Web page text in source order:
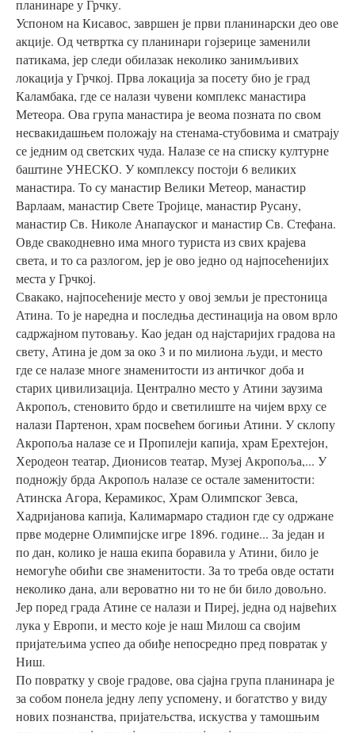
планинаре у Грчку.
Успоном на Кисавос, завршен је први планинарски део ове
акције. Од четвртка су планинари гојзерице заменили
патикама, јер следи обилазак неколико занимљивих
локација у Грчкој. Прва локација за посету био је град
Каламбака, где се налази чувени комплекс манастира
Метеора. Ова група манастира је веома позната по свом
несвакидашњем положају на стенама-стубовима и сматрају
се једним од светских чуда. Налазе се на списку културне
баштине УНЕСКО. У комплексу постоји 6 великих
манастира. То су манастир Велики Метеор, манастир
Варлаам, манастир Свете Тројице, манастир Русану,
манастир Св. Николе Анапауског и манастир Св. Стефана.
Овде свакодневно има много туриста из свих крајева
света, и то са разлогом, јер је ово једно од најпосећенијих
места у Грчкој.
Свакако, најпосећеније место у овој земљи је престоница
Атина. То је наредна и последња дестинација на овом врло
садржајном путовању. Као један од најстаријих градова на
свету, Атина је дом за око 3 и по милиона људи, и место
где се налазе многе знаменитости из античког доба и
старих цивилизација. Централно место у Атини заузима
Акропољ, стеновито брдо и светилиште на чијем врху се
налази Партенон, храм посвећем богињи Атини. У склопу
Акропоља налазе се и Пропилеји капија, храм Ерехтејон,
Херодеон театар, Дионисов театар, Музеј Акропоља,... У
подножју брда Акропољ налазе се остале заменитости:
Атинска Агора, Керамикос, Храм Олимпског Зевса,
Хадријанова капија, Калимармаро стадион где су одржане
прве модерне Олимпијске игре 1896. године... За један и
по дан, колико је наша екипа боравила у Атини, било је
немогуће обићи све знаменитости. За то треба овде остати
неколико дана, али вероватно ни то не би било довољно.
Јер поред града Атине се налази и Пиреј, једна од највећих
лука у Европи, и место које је наш Милош са својим
пријатељима успео да обиђе непосредно пред повратак у
Ниш.
По повратку у своје градове, ова сјајна група планинара је
за собом понела једну лепу успомену, и богатство у виду
нових познанства, пријатељства, искуства у тамошњим